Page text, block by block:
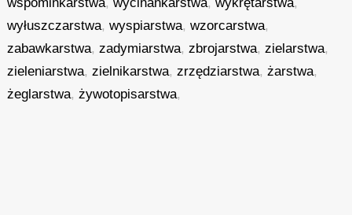
wyłuszczarstwa,wyspiarstwa,wzorcarstwa,
zabawkarstwa,zadymiarstwa,zbrojarstwa,zielarstwa,
zieleniarstwa,zielnikarstwa,zrzędziarstwa,żarstwa,
żeglarstwa,żywotopisarstwa,